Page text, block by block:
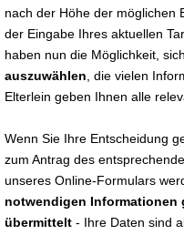
nach der Höhe der möglichen
der Eingabe Ihres aktuellen
haben nun die Möglichkeit, sich
auszuwählen , die vielen
Elterlein geben Ihnen alle
Wenn Sie Ihre Entscheidung
zum Antrag des
unseres Online-Formulars
notwendigen
übermittelt - Ihre Daten sind